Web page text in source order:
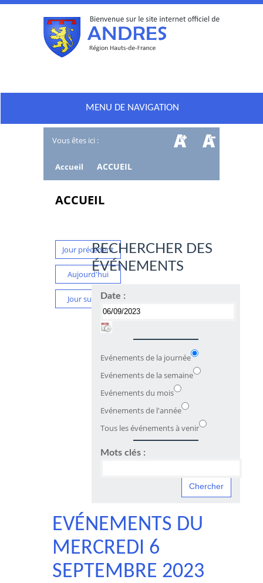
MENU DE NAVIGATION
Vous êtes ici :
Accueil ACCUEIL
ACCUEIL
Jour précédent
Aujourd'hui
Jour suivant
RECHERCHER DES
ÉVÉNEMENTS
Date :
Evénements de la journée
Evénements de la semaine
Evénements du mois
Evénements de l'année
Tous les événements à venir
Mots clés :
EVÉNEMENTS DU
MERCREDI 6
SEPTEMBRE 2023